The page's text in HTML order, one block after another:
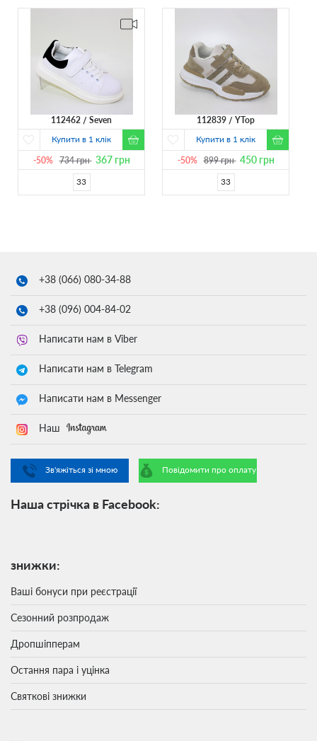
112462
Seven
Купити в 1 клік
-50% 734грн 367грн
33
112839
YTop
Купити в 1 клік
-50% 899грн 450грн
33
+38 (066) 080-34-88
+38 (096) 004-84-02
Написати нам в Viber
Написати нам в Telegram
Написати нам в Messenger
Наш
Зв'яжіться зі мною Повідомити про оплату
Наша стрічка в Facebook:
знижки:
Ваші бонуси при реєстрації
Сезонний розпродаж
Дропшіпперам
Остання пара і уцінка
Святкові знижки